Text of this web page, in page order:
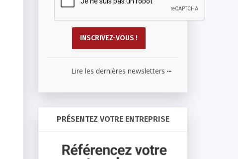
Lire les dernières newsletters ...
PRÉSENTEZ VOTRE ENTREPRISE